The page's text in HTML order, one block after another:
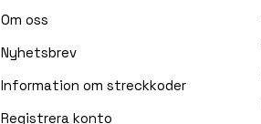
Om oss
Nyhetsbrev
Information om streckkoder
Registrera konto